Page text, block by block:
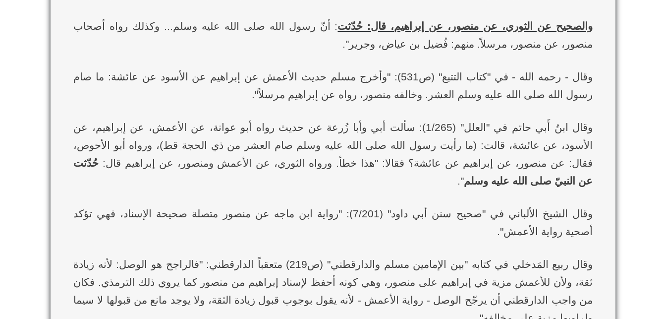
والصحيح عن الثوري، عن منصور، عن إبراهيم، قال: حُدّثت: أنّ رسول الله صلى الله عليه وسلم... وكذلك رواه أصحاب
منصور، عن منصور، مرسلاً. منهم: فُضيل بن عياض، وجرير".
وقال - رحمه الله - في "كتاب التتبع" (ص531): "وأخرج مسلم حديث الأعمش عن إبراهيم عن الأسود عن عائشة: ما صام
رسول الله صلى الله عليه وسلم العشر. وخالفه منصور، رواه عن إبراهيم مرسلاً".
وقال ابنُ أَبي حاتم في "العلل" (1/265): سألت أبي وأبا زُرعة عن حديث رواه أبو عوانة، عن الأعمش، عن إبراهيم، عن
الأسود، عن عائشة، قالت: (ما رأيت رسول الله صلى الله عليه وسلم صام العشر من ذي الحجة قط)، ورواه أبو الأحوص،
فقال: عن منصور، عن إبراهيم عن عائشة؟ فقالا: "هذا خطأ. ورواه الثوري، عن الأعمش ومنصور، عن إبراهيم قال: حُدّثت
عن النبيّ صلى الله عليه وسلم".
وقال الشيخ الألباني في "صحيح سنن أبي داود" (7/201): "رواية ابن ماجه عن منصور متصلة صحيحة الإسناد، فهي تؤكد
أصحية رواية الأعمش".
وقال ربيع المَدخلي في كتابه "بين الإمامين مسلم والدارقطني" (ص219) متعقباً الدارقطني: "فالراجح هو الوصل: لأنه زيادة
ثقة، ولأن للأعمش مزية في إبراهيم على منصور، وهي كونه أحفظ لإسناد إبراهيم من منصور كما يروي ذلك الترمذي. فكان
من واجب الدارقطني أن يرجّح الوصل - رواية الأعمش - لأنه يقول بوجوب قبول زيادة الثقة، ولا يوجد مانع من قبولها لا سيما